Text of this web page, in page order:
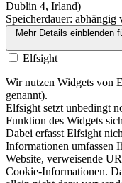
Dublin 4, Irland)
Speicherdauer: abhängig
Mehr Details einblenden
Elfsight
Wir nutzen Widgets von
genannt).
Elfsight setzt unbedingt
Funktion des Widgets
Dabei erfasst Elfsight
Informationen umfassen
Website, verweisende
Cookie-Informationen.